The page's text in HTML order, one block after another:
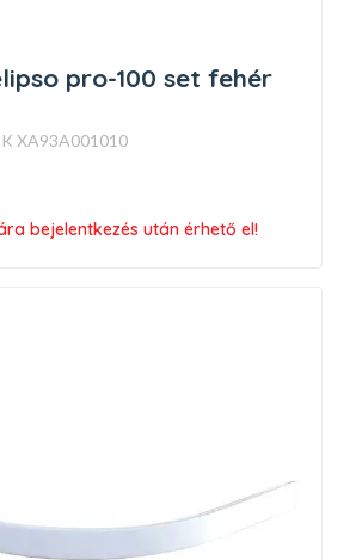
pro-100 set fehér
XA93A001010
bejelentkezés után érhető el!